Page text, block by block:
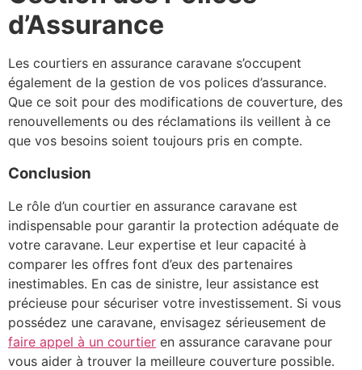
d’Assurance
Les courtiers en assurance caravane s’occupent
également de la gestion de vos polices d’assurance.
Que ce soit pour des modifications de couverture, des
renouvellements ou des réclamations ils veillent à ce
que vos besoins soient toujours pris en compte.
Conclusion
Le rôle d’un courtier en assurance caravane est
indispensable pour garantir la protection adéquate de
votre caravane. Leur expertise et leur capacité à
comparer les offres font d’eux des partenaires
inestimables. En cas de sinistre, leur assistance est
précieuse pour sécuriser votre investissement. Si vous
possédez une caravane, envisagez sérieusement de
faire appel à un courtier en assurance caravane pour
vous aider à trouver la meilleure couverture possible.